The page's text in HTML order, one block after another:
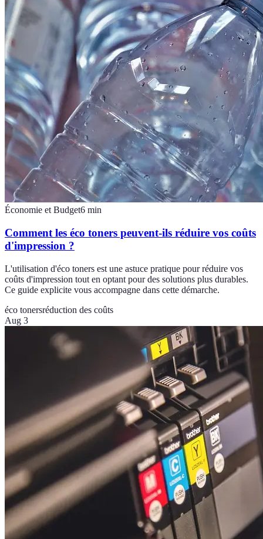
Économie et Budget6 min
Comment les éco toners peuvent-ils réduire vos coûts
d'impression ?
L'utilisation d'éco toners est une astuce pratique pour réduire vos
coûts d'impression tout en optant pour des solutions plus durables.
Ce guide explicite vous accompagne dans cette démarche.
éco tonersréduction des coûts
Aug 3